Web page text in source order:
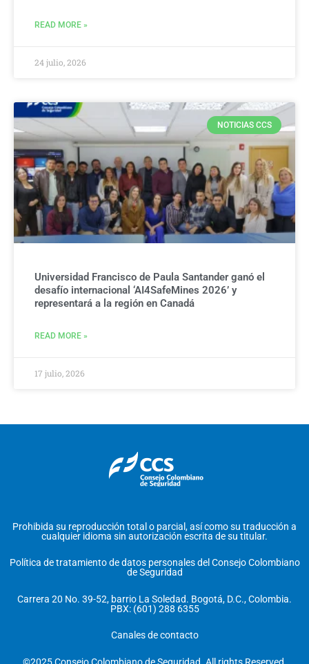
READ MORE »
24 julio, 2026
NOTICIAS CCS
Universidad Francisco de Paula Santander ganó el
desafío internacional ‘AI4SafeMines 2026’ y
representará a la región en Canadá
READ MORE »
17 julio, 2026
Prohibida su reproducción total o parcial, así como su traducción a
cualquier idioma sin autorización escrita de su titular.
Política de tratamiento de datos personales del Consejo Colombiano
de Seguridad
Carrera 20 No. 39-52, barrio La Soledad. Bogotá, D.C., Colombia.
PBX: (601) 288 6355
Canales de contacto
©2025 Consejo Colombiano de Seguridad. All rights Reserved.